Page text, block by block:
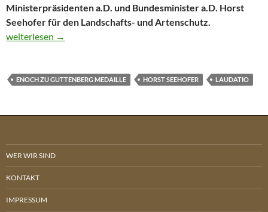
Ministerpräsidenten a.D. und Bundesminister a.D. Horst
Seehofer für den Landschafts- und Artenschutz.
Laudatio auf Horst Seehofer zur Verleihung der Enoch zu
weiterlesen →
ENOCH ZU GUTTENBERG MEDAILLE HORST SEEHOFER LAUDATIO
WER WIR SIND
KONTAKT
IMPRESSUM